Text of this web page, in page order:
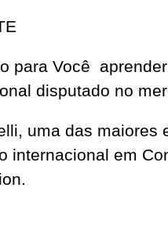
para Você
disputado no
uma das maiores
internacional em